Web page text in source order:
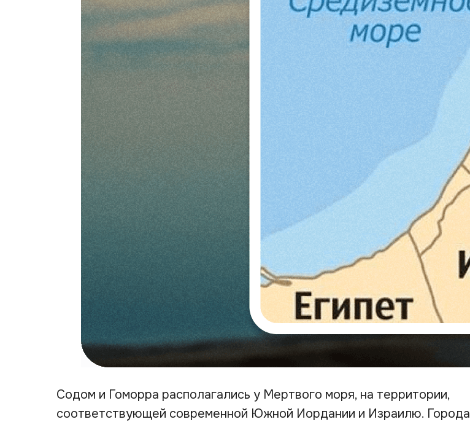
Содом и Гоморра располагались у Мертвого моря, на территории,
соответствующей современной Южной Иордании и Израилю. Города